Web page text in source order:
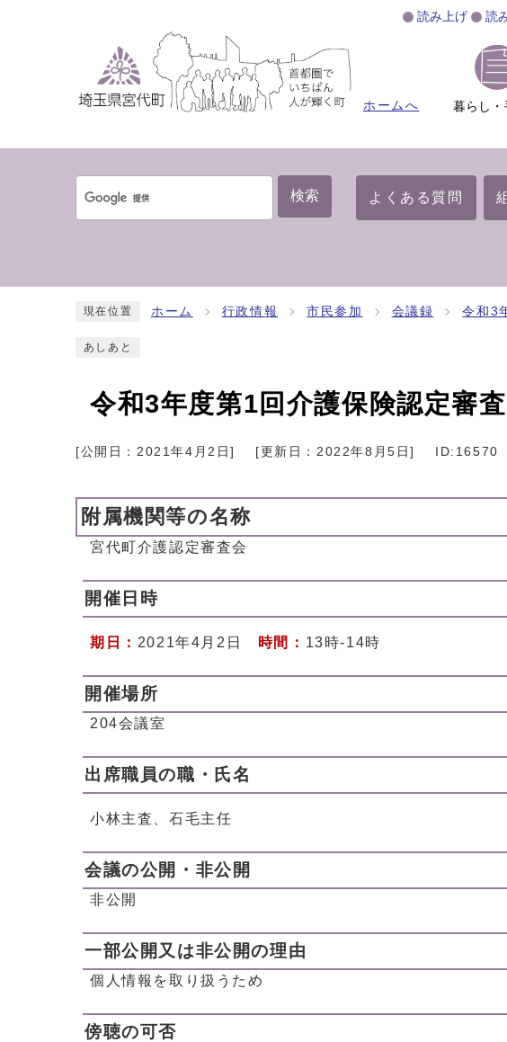
読み上げ 読
ホームへ 暮らし・
検索 よくある質問
現在位置 ホーム 行政情報 市民参加 会議録 令和3
あしあと
令和3年度第1回介護保険認定審査
[公開日： 2021年4月2日] [更新日：2022年8月5日] ID:16570
附属機関等の名称
宮代町介護認定審査会
開催日時
期日： 2021年4月2日 時間： 13時-14時
開催場所
204会議室
出席職員の職・氏名
小林主査、石毛主任
会議の公開・非公開
非公開
一部公開又は非公開の理由
個人情報を取り扱うため
傍聴の可否